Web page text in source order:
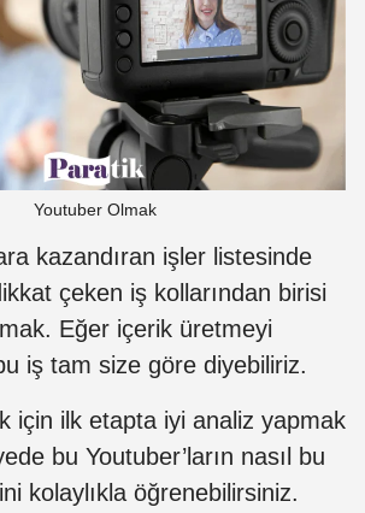
Youtuber Olmak
kazandıran işler listesinde
çeken iş kollarından birisi
Eğer içerik üretmeyi
iş tam size göre diyebiliriz.
için ilk etapta iyi analiz yapmak
bu Youtuber’ların nasıl bu
kolaylıkla öğrenebilirsiniz.